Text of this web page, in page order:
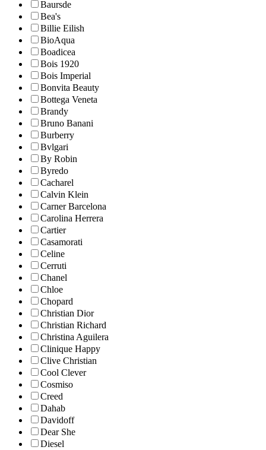
Baursde
Bea's
Billie Eilish
BioAqua
Boadicea
Bois 1920
Bois Imperial
Bonvita Beauty
Bottega Veneta
Brandy
Bruno Banani
Burberry
Bvlgari
By Robin
Byredo
Cacharel
Calvin Klein
Carner Barcelona
Carolina Herrera
Cartier
Casamorati
Celine
Cerruti
Chanel
Chloe
Chopard
Christian Dior
Christian Richard
Christina Aguilera
Clinique Happy
Clive Christian
Cool Clever
Cosmiso
Creed
Dahab
Davidoff
Dear She
Diesel